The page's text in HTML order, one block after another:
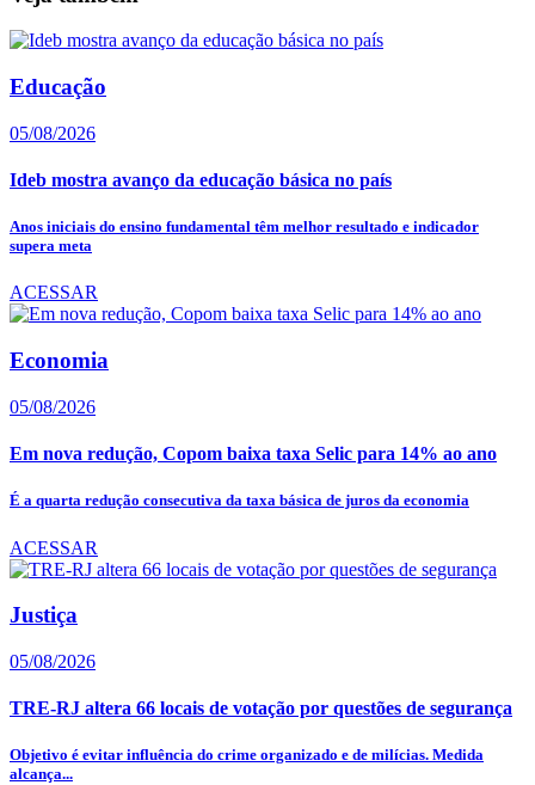
Educação
05/08/2026
Ideb mostra avanço da educação básica no país
Anos iniciais do ensino fundamental têm melhor resultado e indicador
supera meta
ACESSAR
Economia
05/08/2026
Em nova redução, Copom baixa taxa Selic para 14% ao ano
É a quarta redução consecutiva da taxa básica de juros da economia
ACESSAR
Justiça
05/08/2026
TRE-RJ altera 66 locais de votação por questões de segurança
Objetivo é evitar influência do crime organizado e de milícias. Medida
alcança...